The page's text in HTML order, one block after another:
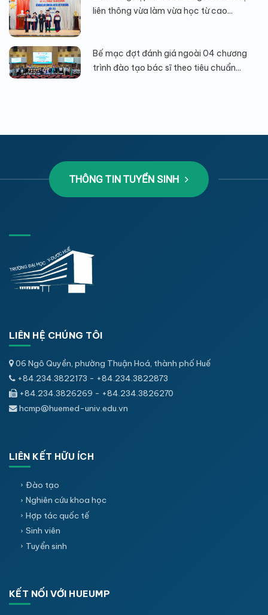
liên thông vừa làm vừa học từ cao...
Bế mạc đợt đánh giá ngoài 04 chương
trình đào tạo bác sĩ theo tiêu chuẩn...
THÔNG TIN TUYỂN SINH
LIÊN HỆ CHÚNG TÔI
06 Ngô Quyền, phường Thuận Hoá, thành phố Huế
+84.234.3822173 - +84.234.3822873
+84.234.3826269 - +84.234.3826270
hcmp@huemed-univ.edu.vn
LIÊN KẾT HỮU ÍCH
Đào tạo
Nghiên cứu khoa học
Hợp tác quốc tế
Sinh viên
Tuyển sinh
KẾT NỐI VỚI HUEUMP